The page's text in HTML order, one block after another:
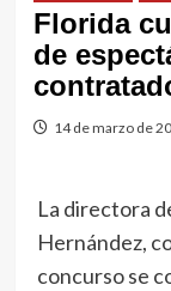
Florida
de
14 de marzo de
La directora
Hernández,
concurso se